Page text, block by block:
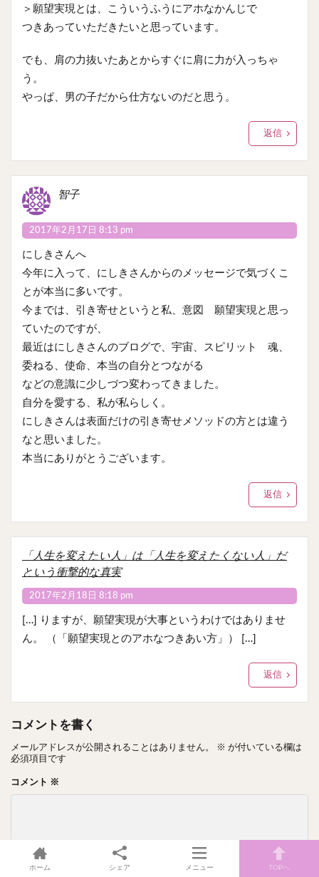
＞願望実現とは、こういうふうにアホなかんじで
つきあっていただきたいと思っています。
でも、肩の力抜いたあとからすぐに肩に力が入っちゃ
う。
やっぱ、男の子だから仕方ないのだと思う。
返信
智子
2017年2月17日 8:13 pm
にしきさんへ
今年に入って、にしきさんからのメッセージで気づくこ
とが本当に多いです。
今までは、引き寄せというと私、意図 願望実現と思っ
ていたのですが、
最近はにしきさんのブログで、宇宙、スピリット 魂、
委ねる、使命、本当の自分とつながる
などの意識に少しづつ変わってきました。
自分を愛する、私が私らしく。
にしきさんは表面だけの引き寄せメソッドの方とは違う
なと思いました。
本当にありがとうございます。
返信
「人生を変えたい人」は「人生を変えたくない人」だ
という衝撃的な真実
2017年2月18日 8:18 pm
[…] りますが、願望実現が大事というわけではありませ
ん。 （「願望実現とのアホなつきあい方」） […]
返信
コメントを書く
メールアドレスが公開されることはありません。 ※ が付いている欄は
必須項目です
コメント ※
ホーム シェア メニュー TOPへ